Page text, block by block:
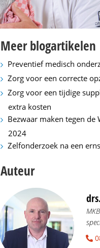
Meer blogartikelen
Preventief medisch
Zorg voor een correcte
Zorg voor een tijdige
extra kosten
Bezwaar maken tegen de
2024
Zelfonderzoek na een
Auteur